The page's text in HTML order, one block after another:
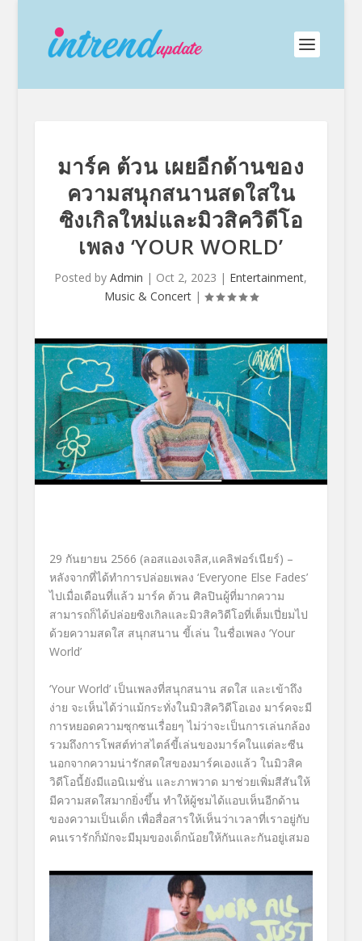
มาร์ค ต้วน เผยอีกด้านของ
ความสนุกสนานสดใสใน
ซิงเกิลใหม่และมิวสิควิดีโอ
เพลง ‘YOUR WORLD’
Posted byAdmin | Oct 2, 2023 | Entertainment,
Music & Concert|
29 กันยายน 2566 (ลอสแองเจลิส,แคลิฟอร์เนียร์) –
หลังจากที่ได้ทำการปล่อยเพลง ‘Everyone Else Fades’
ไปเมื่อเดือนที่แล้ว มาร์ค ต้วน ศิลปินผู้ที่มากความ
สามารถก็ได้ปล่อยซิงเกิลและมิวสิควิดีโอที่เต็มเปี่ยมไป
ด้วยความสดใส สนุกสนาน ขี้เล่น ในชื่อเพลง ‘Your
World’
‘Your World’ เป็นเพลงที่สนุกสนาน สดใส และเข้าถึง
ง่าย จะเห็นได้ว่าแม้กระทั่งในมิวสิควิดีโอเอง มาร์คจะมี
การหยอดความซุกซนเรื่อยๆ ไม่ว่าจะเป็นการเล่นกล้อง
รวมถึงการโพสต์ท่าสไตล์ขี้เล่นของมาร์คในแต่ละซีน
นอกจากความน่ารักสดใสของมาร์คเองแล้ว ในมิวสิค
วิดีโอนี้ยังมีแอนิเมชั่น และภาพวาด มาช่วยเพิ่มสีสันให้
มีความสดใสมากยิ่งขึ้น ทำให้ผู้ชมได้แอบเห็นอีกด้าน
ของความเป็นเด็ก เพื่อสื่อสารให้เห็นว่าเวลาที่เราอยู่กับ
คนเรารักก็มักจะมีมุมของเด็กน้อยให้กันและกันอยู่เสมอ